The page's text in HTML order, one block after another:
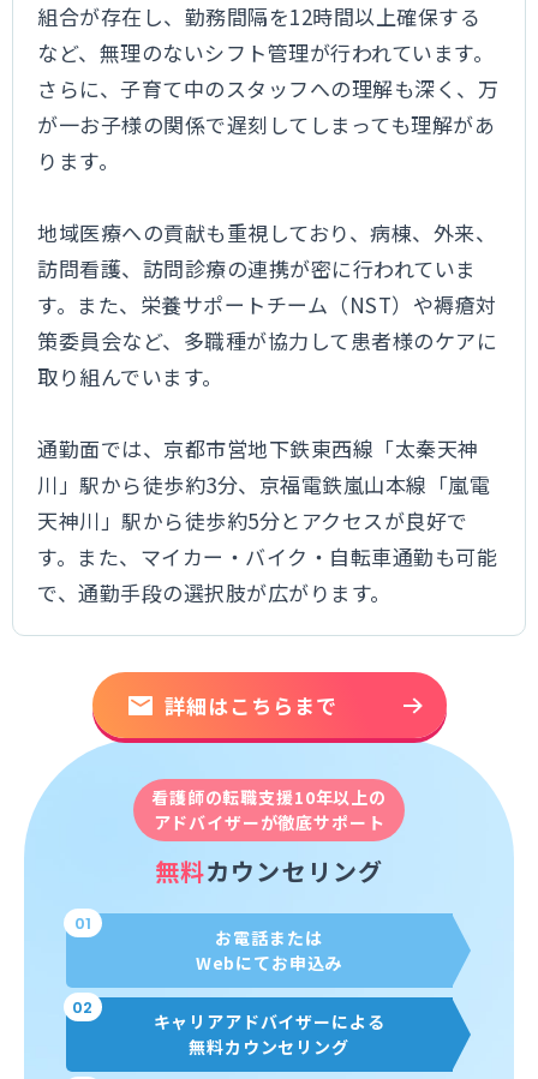
組合が存在し、勤務間隔を12時間以上確保する
など、無理のないシフト管理が行われています。
さらに、子育て中のスタッフへの理解も深く、万
が一お子様の関係で遅刻してしまっても理解があ
ります。
地域医療への貢献も重視しており、病棟、外来、
訪問看護、訪問診療の連携が密に行われていま
す。また、栄養サポートチーム（NST）や褥瘡対
策委員会など、多職種が協力して患者様のケアに
取り組んでいます。
通勤面では、京都市営地下鉄東西線「太秦天神
川」駅から徒歩約3分、京福電鉄嵐山本線「嵐電
天神川」駅から徒歩約5分とアクセスが良好で
す。また、マイカー・バイク・自転車通勤も可能
で、通勤手段の選択肢が広がります。
詳細はこちらまで
看護師の転職支援10年以上の
アドバイザーが徹底サポート
無料カウンセリング
01
お電話または
Webにてお申込み
02
キャリアアドバイザーによる
無料カウンセリング